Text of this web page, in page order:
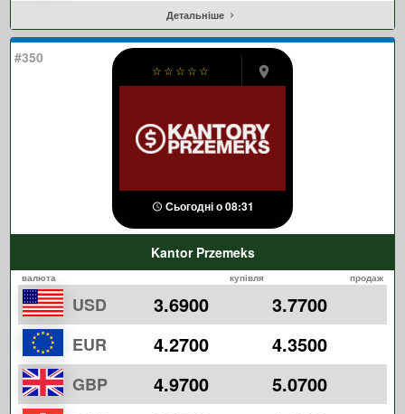
Детальніше
#350
☆
☆
☆
☆
☆
Сьогодні о 08:31
Kantor Przemeks
валюта купівля продаж
USD 3.6900 3.7700
EUR 4.2700 4.3500
GBP 4.9700 5.0700